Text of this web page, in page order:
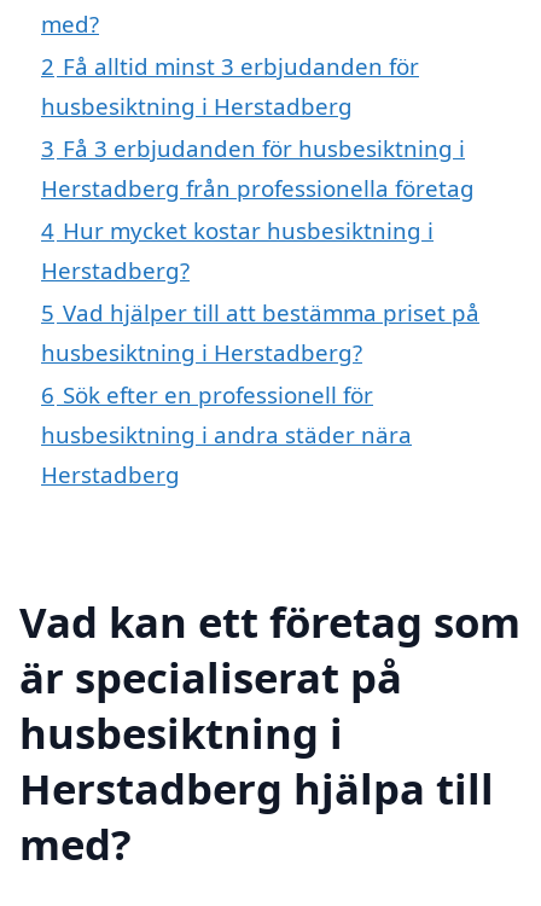
med?
2 Få alltid minst 3 erbjudanden för
husbesiktning i Herstadberg
3 Få 3 erbjudanden för husbesiktning i
Herstadberg från professionella företag
4 Hur mycket kostar husbesiktning i
Herstadberg?
5 Vad hjälper till att bestämma priset på
husbesiktning i Herstadberg?
6 Sök efter en professionell för
husbesiktning i andra städer nära
Herstadberg
Vad kan ett företag som
är specialiserat på
husbesiktning i
Herstadberg hjälpa till
med?